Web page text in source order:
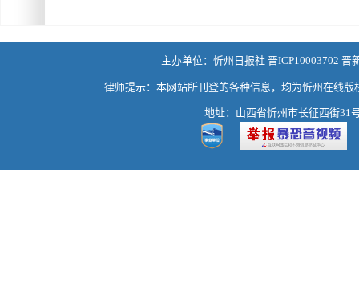
主办单位：忻州日报社 晋ICP10003702 晋
律师提示：本网站所刊登的各种信息，均为忻州在线
地址：山西省忻州市长征西街31